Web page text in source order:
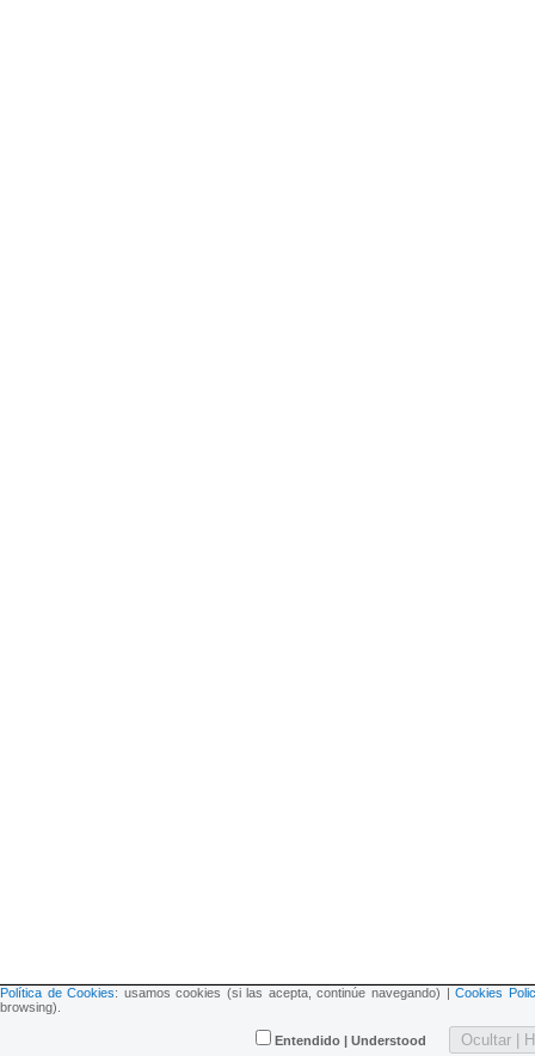
Política de Cookies: usamos cookies (si las acepta, continúe navegando) |Cookies
browsing).
Entendido | Understood Ocultar |